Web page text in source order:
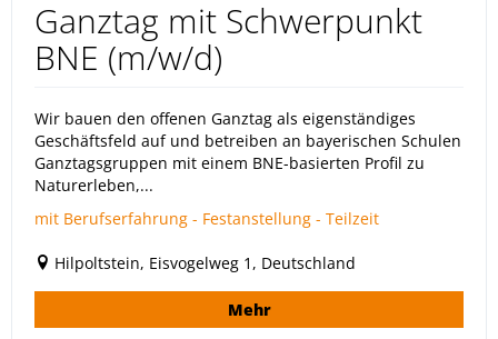
Ganztag mit Schwerpunkt
BNE (m/w/d)
Wir bauen den offenen Ganztag als eigenständiges
Geschäftsfeld auf und betreiben an bayerischen Schulen
Ganztagsgruppen mit einem BNE-basierten Profil zu
Naturerleben,...
mit Berufserfahrung - Festanstellung - Teilzeit
Hilpoltstein, Eisvogelweg 1, Deutschland
Mehr